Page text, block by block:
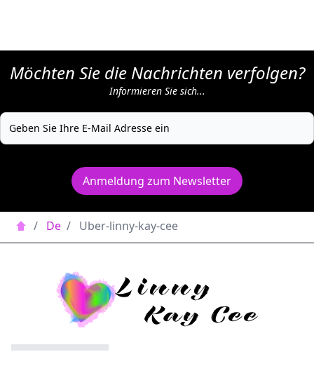
Möchten Sie die Nachrichten verfolgen?
Informieren Sie sich...
Anmeldung zum Newsletter
/ De / Uber-linny-kay-cee